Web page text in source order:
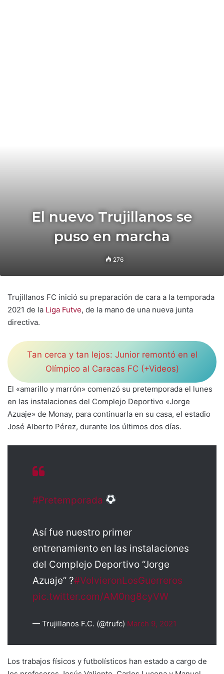
El nuevo Trujillanos se
puso en marcha
276
Trujillanos FC inició su preparación de cara a la temporada
2021 de la Liga Futve, de la mano de una nueva junta
directiva.
Tan cerca y tan lejos: Junior remontó en el
Olímpico al Caracas FC (+Videos)
El «amarillo y marrón» comenzó su pretemporada el lunes
en las instalaciones del Complejo Deportivo «Jorge
Azuaje» de Monay, para continuarla en su casa, el estadio
José Alberto Pérez, durante los últimos dos días.
#Pretemporada
Así fue nuestro primer
entrenamiento en las instalaciones
del Complejo Deportivo “Jorge
Azuaje” ?#VolvieronLosGuerreros
pic.twitter.com/AM0ng8cyVW
— Trujillanos F.C. (@trufc) March 9, 2021
Los trabajos físicos y futbolísticos han estado a cargo de